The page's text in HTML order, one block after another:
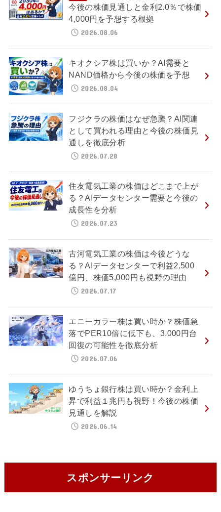
今後の株価見通しと金利2.0％で株価
4,000円を予想する根拠
2026.08.06
キオクシア株は買いか？AI需要と
NAND価格から今後の株価を予想
2026.08.04
フジクラの株価はなぜ急騰？AI関連
として買われる理由と今後の株価見
通しを徹底分析
2026.07.28
住友電気工業の株価はどこまで上が
る？AIデータセンター需要と今後の
成長性を分析
2026.07.23
古河電気工業の株価は今後どうな
る？AIデータセンターで利益2,500
億円、株価5,000円も視野の理由
2026.07.17
エニーカラー株は買い時か？株価急
落でPER10倍に低下も、3,000円台
回復の可能性を徹底分析
2026.07.06
ゆうちょ銀行株は買い時か？金利上
昇で利益１兆円も視野！今後の株価
見通しを解説
2026.06.14
スポンサーリンク